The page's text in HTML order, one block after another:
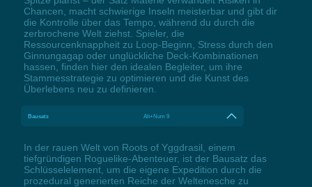
Chancen, macht schwierige Inseln meisterbar und gibt dir
die Kontrolle über das Tempo, während du durch die
zerbrochene Welt ziehst. Spieler, die
Ressourcenknappheit zu Loop-Beginn, Stress durch den
Ginnungagap oder unglückliche Deck-Kombinationen
hassen, finden hier den idealen Begleiter, um ihre
Stammesstrategie zu optimieren und die Kunst des
Überlebens neu zu definieren.
Bausatz Alt+Num 9
In der rauen Welt von Roots of Yggdrasil, einem
tiefgründigen Roguelike-Abenteuer, ist der Bausatz das
Schlüsselelement, um die eigene Expedition durch die
prozedural generierten Reiche der Weltenesche zu